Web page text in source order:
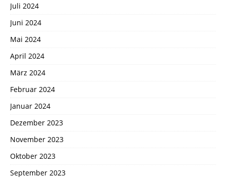
Juli 2024
Juni 2024
Mai 2024
April 2024
März 2024
Februar 2024
Januar 2024
Dezember 2023
November 2023
Oktober 2023
September 2023